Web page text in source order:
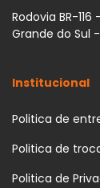
Rodovia BR-
Grande do Sul
Institucional
Politica de
Politica de
Politica de